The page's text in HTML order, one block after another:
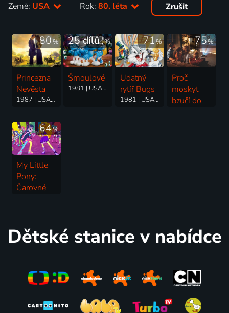
Země: USA Rok:80. léta Zrušit
80%
Princezna
Nevěsta
1987 | USA | Komedie, Dobrodružný, Fantasy, Rodinný, Romantický
72%
25 dílů
Šmoulové
1981 | USA, Belgie | Animovaný, Fantasy, Komedie, Rodinný
71%
Udatný
rytíř Bugs
1981 | USA | Animovaný, Komedie, Rodinný
75%
Proč
moskyt
bzučí do
64%
My Little
Pony:
Čarovné
Dětské stanice v nabídce